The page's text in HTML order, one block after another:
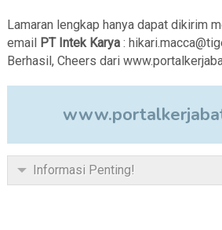
Lamaran lengkap hanya dapat dikirim
email PT Intek Karya:
Berhasil, Cheers dari
Informasi Penting!